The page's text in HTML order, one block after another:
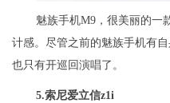
魅族手机M9，很美丽的一
计感。尽管之前的魅族手机有
也只有开巡回演唱了。
5.索尼爱立信z1i